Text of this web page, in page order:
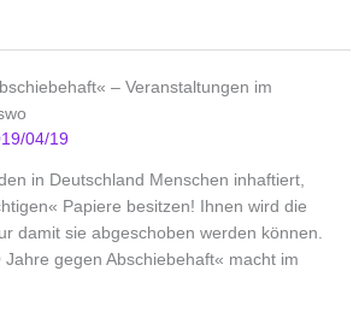
– Veranstaltungen im
04/19
in Deutschland Menschen inhaftiert,
Papiere besitzen! Ihnen wird die
damit sie abgeschoben werden können.
Jahre gegen Abschiebehaft« macht im